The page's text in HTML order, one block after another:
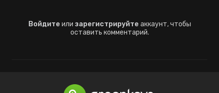
Войдите или зарегистрируйте аккаунт, чтобы
оставить комментарий.